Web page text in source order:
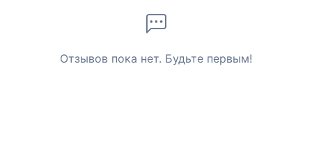
Отзывов пока нет. Будьте первым!